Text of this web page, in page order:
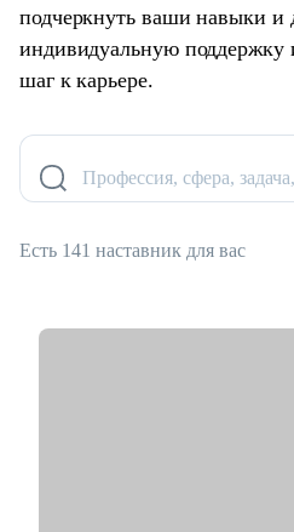
подчеркнуть ваши навыки и
индивидуальную поддержку
шаг к карьере.
Профессия, сфера,
Есть 141 наставник для вас